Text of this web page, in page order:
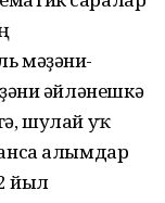
мәҙәни-
әйләнешкә
шулай уҡ
алымдар
йыл